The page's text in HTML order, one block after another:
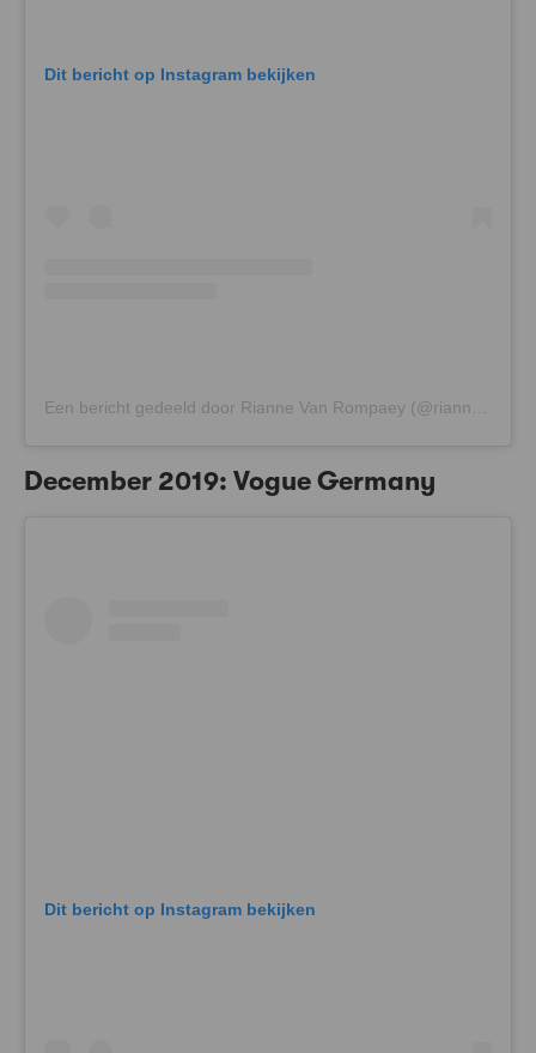
Dit bericht op Instagram bekijken
December 2019: Vogue Germany
Dit bericht op Instagram bekijken